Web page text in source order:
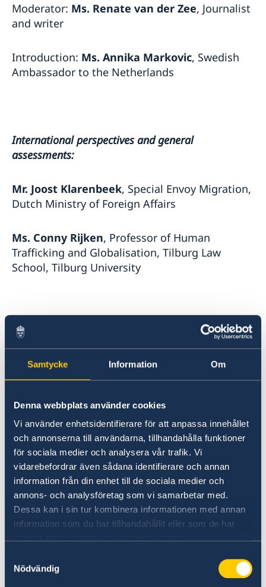
Samtycke Information Om
Denna webbplats använder cookies
Vi använder enhetsidentifierare för att anpassa innehållet
och annonserna till användarna, tillhandahålla funktioner
för sociala medier och analysera vår trafik. Vi
vidarebefordrar även sådana identifierare och annan
information från din enhet till de sociala medier och
annons- och analysföretag som vi samarbetar med.
Dessa kan i sin tur kombinera informationen med annan
information som du har tillhandahållit eller som de har
Nödvändig
Moderator: Ms. Renate van der Zee, Journalist
and writer
Introduction: Ms. Annika Markovic, Swedish
Ambassador to the Netherlands
International perspectives and general
assessments:
Mr. Joost Klarenbeek, Special Envoy Migration,
Dutch Ministry of Foreign Affairs
Ms. Conny Rijken, Professor of Human
Trafficking and Globalisation, Tilburg Law
School, Tilburg University
Q&A session
National Measures – Best practices: Dutch, French
and Swedish perspectives:
Mr. Maarten Smidts, Head of the Organized
Crime Unit, Department of Law Enforcement,
Dutch Ministry of Justice and Security
Mr. Shamir Ceuleers, Spokesperson, Center
against Child and Human Trafficking (CKM)
Mr. Per-Anders Sunesson
, Swedish (former)
Ambassador for the fight against trafficking in